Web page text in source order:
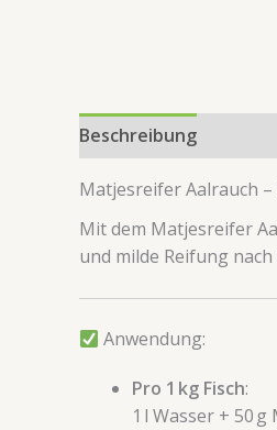
Beschreibung
Matjesreifer Aalrauch –
Mit dem Matjesreifer
und milde Reifung
Anwendung:
Pro 1 kg Fisch:
1 l Wasser + 50